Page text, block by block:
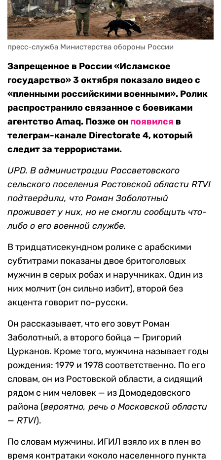
пресс-служба Министерства обороны России
Запрещенное в России «Исламское
государство» 3 октября показало видео с
«пленными российскими военными». Ролик
распространило связанное с боевиками
агентство Amaq. Позже он появился в
телеграм-канале Directorate 4, который
следит за террористами.
UPD. В администрации Рассветовского
сельского поселения Ростовской области RTVI
подтвердили, что Роман Заболотный
проживает у них, но не смогли сообщить что-
либо о его военной службе.
В тридцатисекундном ролике с арабскими
субтитрами показаны двое бритоголовых
мужчин в серых робах и наручниках. Один из
них молчит (он сильно избит), второй без
акцента говорит по-русски.
Он рассказывает, что его зовут Роман
Заболотный, а второго бойца — Григорий
Цурканов. Кроме того, мужчина называет годы
рождения: 1979 и 1978 соответственно. По его
словам, он из Ростовской области, а сидящий
рядом с ним человек — из Домодедовского
района (вероятно, речь о Московской области
— RTVI).
По словам мужчины, ИГИЛ взяло их в плен во
время контратаки «около населенного пункта